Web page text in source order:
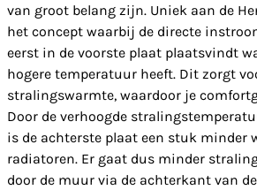
van groot belang zijn. Uniek aan de
het concept waarbij de directe
eerst in de voorste plaat plaatsvindt
hogere temperatuur heeft. Dit zorgt
stralingswarmte, waardoor je
Door de verhoogde
is de achterste plaat een stuk minder
radiatoren. Er gaat dus minder
door de muur via de achterkant van